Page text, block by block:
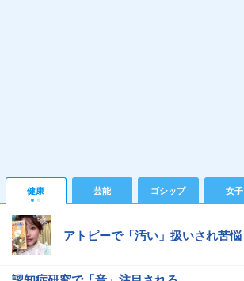
健康 芸能 ゴシップ 女子
アトピーで「汚い」扱いされ苦悩